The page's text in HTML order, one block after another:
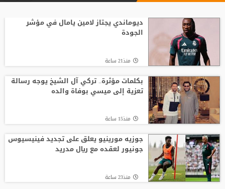
ديوماندي يجتاز لامين يامال في مؤشر
الجودة
منذ21 ساعة
بكلمات مؤثرة.. تركي آل الشيخ يوجه رسالة
تعزية إلى ميسي بوفاة والده
منذ15 ساعة
جوزيه مورينيو يعلق على تجديد فينيسيوس
جونيور لعقده مع ريال مدريد
منذ23 ساعة